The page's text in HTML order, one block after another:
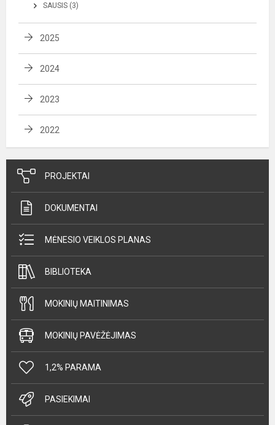
SAUSIS (3)
2025
2024
2023
2022
PROJEKTAI
DOKUMENTAI
MĖNESIO VEIKLOS PLANAS
BIBLIOTEKA
MOKINIŲ MAITINIMAS
MOKINIŲ PAVĖŽĖJIMAS
1,2% PARAMA
PASIEKIMAI